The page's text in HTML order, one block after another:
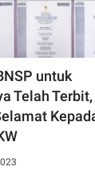
untuk
Telah Terbit,